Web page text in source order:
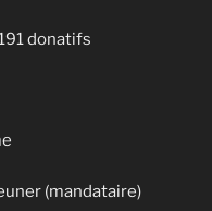
donatifs
(mandataire)